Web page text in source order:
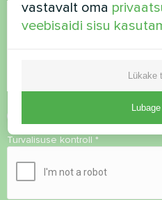
Turvalisuse kontroll *
vastavalt oma
veebisaidi sisu
Lükake